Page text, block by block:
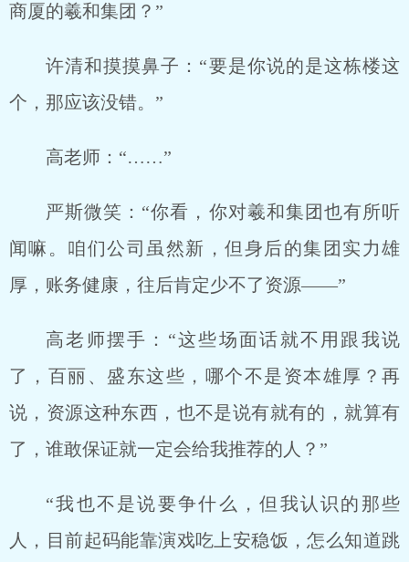
商厦的羲和集团？”
许清和摸摸鼻子：“要是你说的是这栋楼这
个，那应该没错。”
高老师：“……”
严斯微笑：“你看，你对羲和集团也有所听
闻嘛。咱们公司虽然新，但身后的集团实力雄
厚，账务健康，往后肯定少不了资源——”
高老师摆手：“这些场面话就不用跟我说
了，百丽、盛东这些，哪个不是资本雄厚？再
说，资源这种东西，也不是说有就有的，就算有
了，谁敢保证就一定会给我推荐的人？”
“我也不是说要争什么，但我认识的那些
人，目前起码能靠演戏吃上安稳饭，怎么知道跳